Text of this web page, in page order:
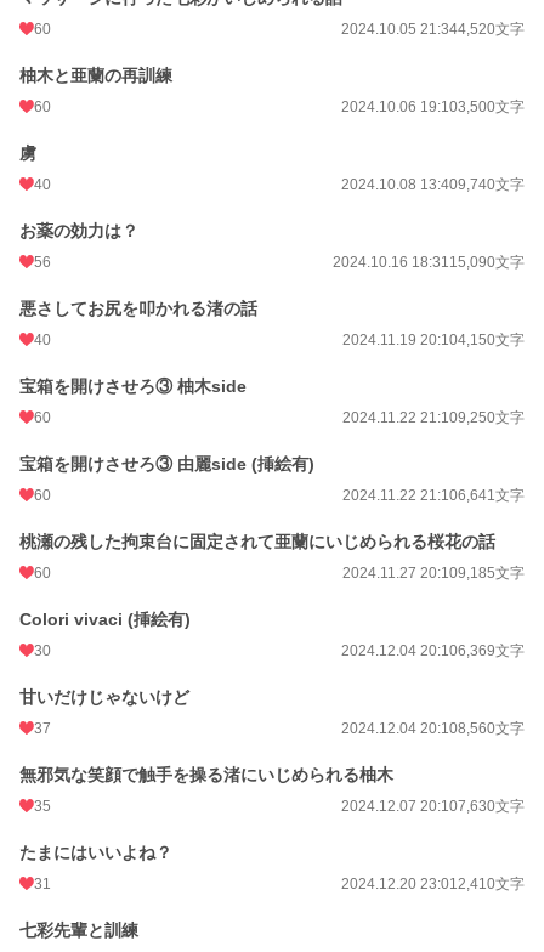
60 2024.10.05 21:344,520文字
柚木と亜蘭の再訓練
60 2024.10.06 19:103,500文字
虜
40 2024.10.08 13:409,740文字
お薬の効力は？
56 2024.10.16 18:3115,090文字
悪さしてお尻を叩かれる渚の話
40 2024.11.19 20:104,150文字
宝箱を開けさせろ③ 柚木side
60 2024.11.22 21:109,250文字
宝箱を開けさせろ③ 由麗side (挿絵有)
60 2024.11.22 21:106,641文字
桃瀬の残した拘束台に固定されて亜蘭にいじめられる桜花の話
60 2024.11.27 20:109,185文字
Colori vivaci (挿絵有)
30 2024.12.04 20:106,369文字
甘いだけじゃないけど
37 2024.12.04 20:108,560文字
無邪気な笑顔で触手を操る渚にいじめられる柚木
35 2024.12.07 20:107,630文字
たまにはいいよね？
31 2024.12.20 23:012,410文字
七彩先輩と訓練